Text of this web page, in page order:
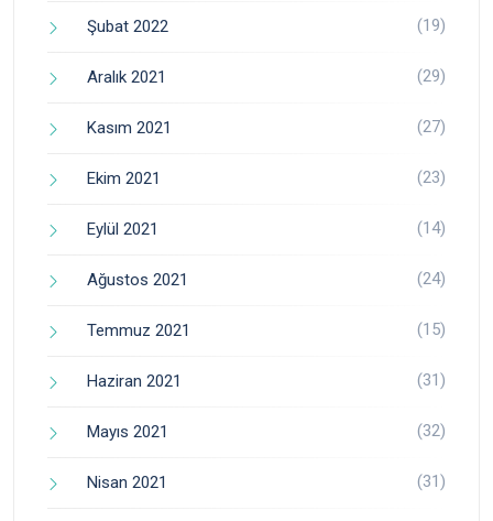
Şubat 2022 (19)
Aralık 2021 (29)
Kasım 2021 (27)
Ekim 2021 (23)
Eylül 2021 (14)
Ağustos 2021 (24)
Temmuz 2021 (15)
Haziran 2021 (31)
Mayıs 2021 (32)
Nisan 2021 (31)